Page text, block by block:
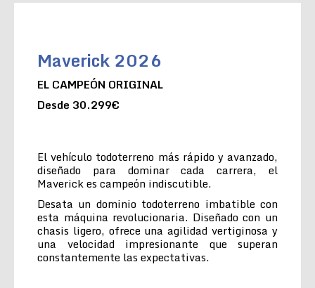
Maverick 2026
EL CAMPEÓN ORIGINAL
Desde 30.299€
El vehículo todoterreno más rápido y avanzado,
diseñado para dominar cada carrera, el
Maverick es campeón indiscutible.
Desata un dominio todoterreno imbatible con
esta máquina revolucionaria. Diseñado con un
chasis ligero, ofrece una agilidad vertiginosa y
una velocidad impresionante que superan
constantemente las expectativas.